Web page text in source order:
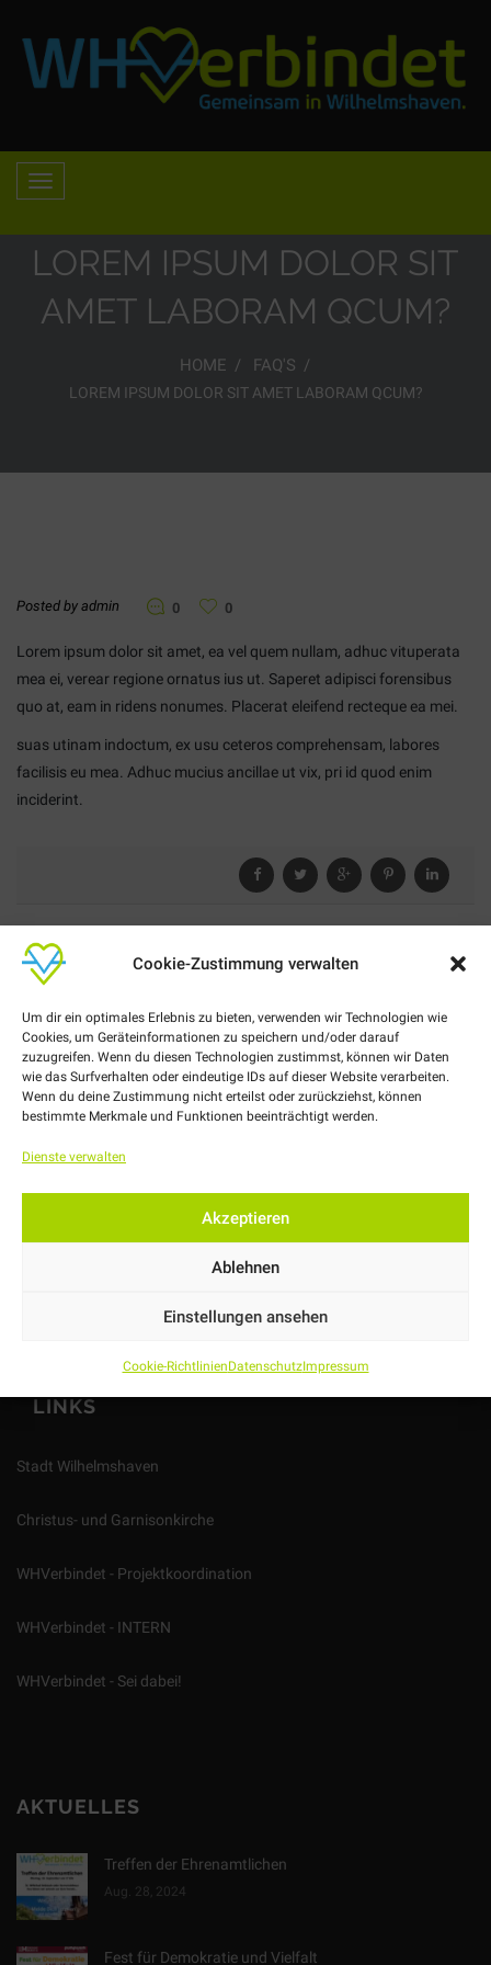
Cookie-Zustimmung verwalten
Um dir ein optimales Erlebnis zu bieten, verwenden wir Technologien wie
Cookies, um Geräteinformationen zu speichern und/oder darauf
zuzugreifen. Wenn du diesen Technologien zustimmst, können wir Daten
wie das Surfverhalten oder eindeutige IDs auf dieser Website verarbeiten.
Wenn du deine Zustimmung nicht erteilst oder zurückziehst, können
bestimmte Merkmale und Funktionen beeinträchtigt werden.
Dienste verwalten
Akzeptieren
Ablehnen
Einstellungen ansehen
Cookie-RichtlinienDatenschutzImpressum
LOREM IPSUM DOLOR SIT
AMET LABORAM QCUM?
HOME FAQ'S
LOREM IPSUM DOLOR SIT AMET LABORAM QCUM?
Posted by admin 0 0
Lorem ipsum dolor sit amet, ea vel quem nullam, adhuc vituperata
mea ei, verear regione ornatus ius ut. Saperet adipisci forensibus
quo at, eam in ridens nonumes. Placerat eleifend recteque ea mei.
suas utinam indoctum, ex usu ceteros comprehensam, labores
facilisis eu mea. Adhuc mucius ancillae ut vix, pri id quod enim
inciderint.
Nachbarschaft leben in Wilhelmshaven.
04421 – 302279
LINKS
Stadt Wilhelmshaven
Christus- und Garnisonkirche
WHVerbindet - Projektkoordination
WHVerbindet - INTERN
WHVerbindet - Sei dabei!
AKTUELLES
Treffen der Ehrenamtlichen
Aug. 28, 2024
Fest für Demokratie und Vielfalt